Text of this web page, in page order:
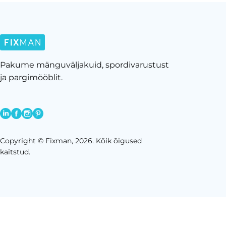
Pakume mänguväljakuid, spordivarustust
ja pargimööblit.
Copyright © Fixman, 2026. Kõik õigused
kaitstud.